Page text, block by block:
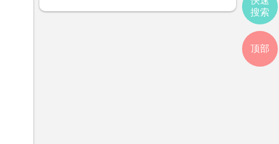
搜索
顶部